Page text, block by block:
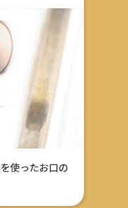
使ったお口の